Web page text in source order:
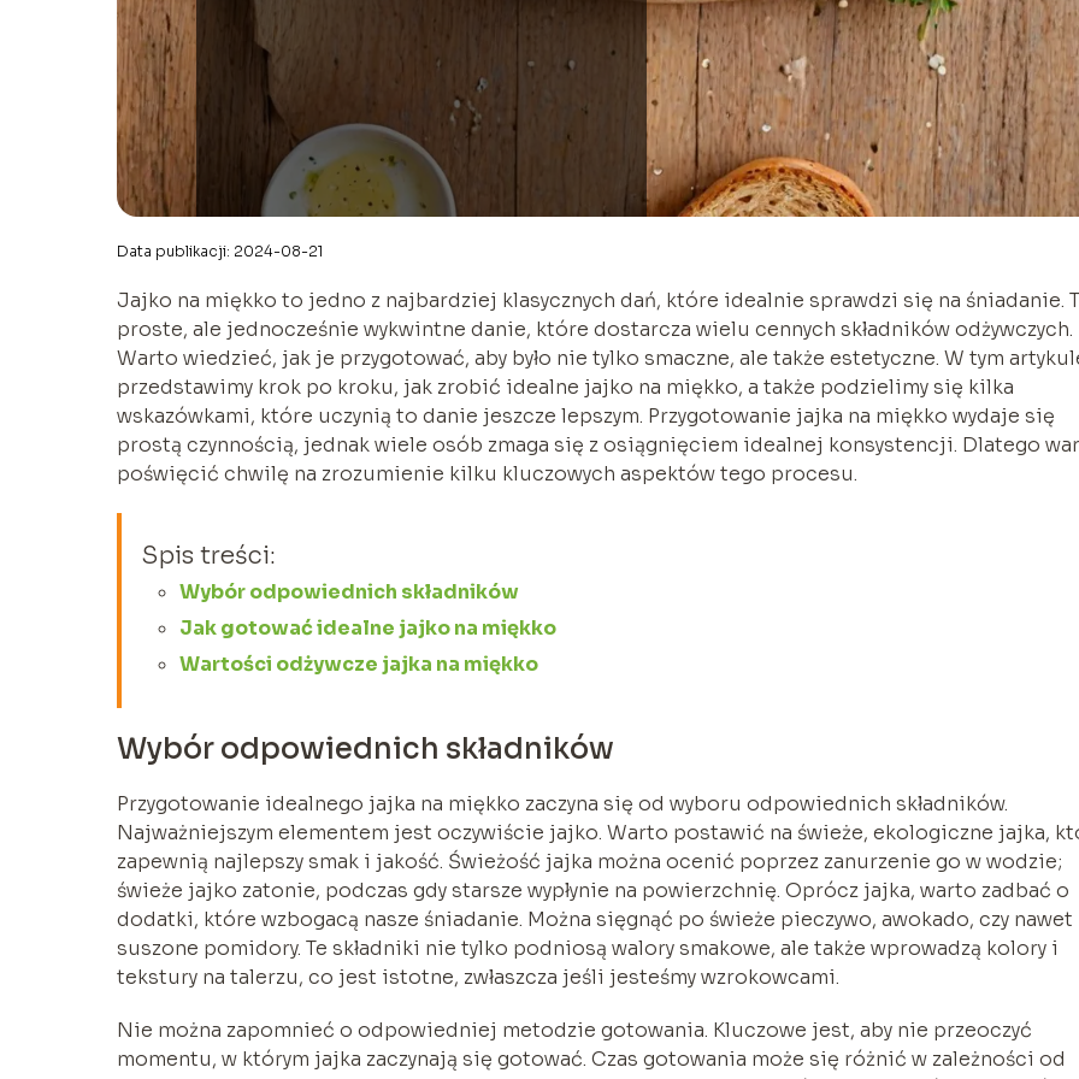
Data publikacji: 2024-08-21
Jajko na miękko to jedno z najbardziej klasycznych dań, które idealnie sprawdzi się na śniadanie.
proste, ale jednocześnie wykwintne danie, które dostarcza wielu cennych składników odżywczych.
Warto wiedzieć, jak je przygotować, aby było nie tylko smaczne, ale także estetyczne. W tym
przedstawimy krok po kroku, jak zrobić idealne jajko na miękko, a także podzielimy się kilka
wskazówkami, które uczynią to danie jeszcze lepszym. Przygotowanie jajka na miękko wydaje się
prostą czynnością, jednak wiele osób zmaga się z osiągnięciem idealnej konsystencji. Dlatego
poświęcić chwilę na zrozumienie kilku kluczowych aspektów tego procesu.
Spis treści:
Wybór odpowiednich składników
Jak gotować idealne jajko na miękko
Wartości odżywcze jajka na miękko
Wybór odpowiednich składników
Przygotowanie idealnego jajka na miękko zaczyna się od wyboru odpowiednich składników.
Najważniejszym elementem jest oczywiście jajko. Warto postawić na świeże, ekologiczne jajka,
zapewnią najlepszy smak i jakość. Świeżość jajka można ocenić poprzez zanurzenie go w wodzie;
świeże jajko zatonie, podczas gdy starsze wypłynie na powierzchnię. Oprócz jajka, warto zadbać o
dodatki, które wzbogacą nasze śniadanie. Można sięgnąć po świeże pieczywo, awokado, czy nawet
suszone pomidory. Te składniki nie tylko podniosą walory smakowe, ale także wprowadzą kolory i
tekstury na talerzu, co jest istotne, zwłaszcza jeśli jesteśmy wzrokowcami.
Nie można zapomnieć o odpowiedniej metodzie gotowania. Kluczowe jest, aby nie przeoczyć
momentu, w którym jajka zaczynają się gotować. Czas gotowania może się różnić w zależności od